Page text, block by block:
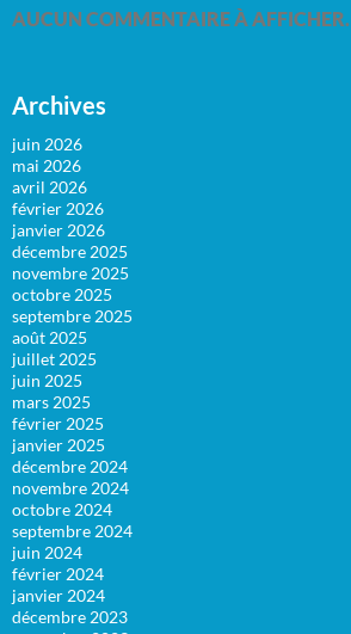
AUCUN COMMENTAIRE À AFFICHER.
Archives
juin 2026
mai 2026
avril 2026
février 2026
janvier 2026
décembre 2025
novembre 2025
octobre 2025
septembre 2025
août 2025
juillet 2025
juin 2025
mars 2025
février 2025
janvier 2025
décembre 2024
novembre 2024
octobre 2024
septembre 2024
juin 2024
février 2024
janvier 2024
décembre 2023